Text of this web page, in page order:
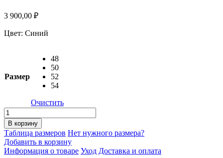
3 900,00 ₽
Цвет: Синий
Размер
48
50
52
54
Очистить
Количество
товара
Шорты
IBA
BOXING
NAVY
В корзину
Таблица размеров Нет нужного размера?
Добавить в корзину
Информация о товаре Уход Доставка и оплата